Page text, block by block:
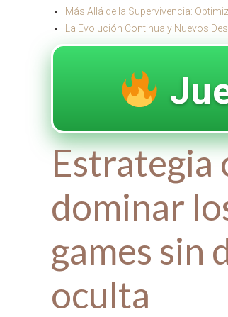
Más Allá de la Supervivencia:
La Evolución Continua y Nuevos
Estrategia
dominar
games sin
oculta